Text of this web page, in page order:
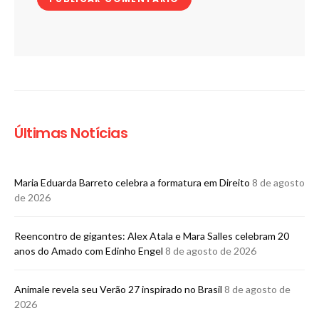
Últimas Notícias
Maria Eduarda Barreto celebra a formatura em Direito 8 de agosto
de 2026
Reencontro de gigantes: Alex Atala e Mara Salles celebram 20
anos do Amado com Edinho Engel 8 de agosto de 2026
Animale revela seu Verão 27 inspirado no Brasil 8 de agosto de
2026